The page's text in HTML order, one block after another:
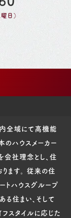
日）
全域にて高機能
ハウスメーカー
会社理念とし、住
ます。 従来の住
トハウスグループ
る住まい、そして
スタイルに応じた